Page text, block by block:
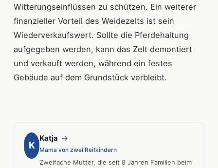
Witterungseinflüssen zu schützen. Ein weiterer
finanzieller Vorteil des Weidezelts ist sein
Wiederverkaufswert. Sollte die Pferdehaltung
aufgegeben werden, kann das Zelt demontiert
und verkauft werden, während ein festes
Gebäude auf dem Grundstück verbleibt.
K
Katja →
Mama von zwei Reitkindern
Zweifache Mutter, die seit 8 Jahren Familien beim